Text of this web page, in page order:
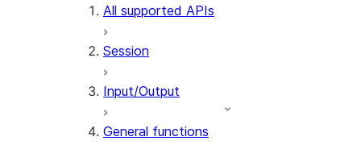
All supported APIs
Session
Input/Output
General functions